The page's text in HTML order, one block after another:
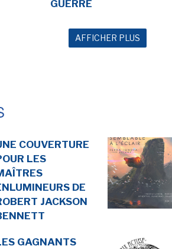
GUERRE
AFFICHER PLUS
COUVERTURE
LES
DE
JACKSON
GAGNANTS